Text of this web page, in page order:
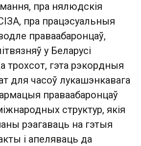
пра нялюдскія
пра працэсуальныя
праваабаронцаў,
у Беларусі
трохсот, гэта рэкордныя
для часоў лукашэнкавага
праваабаронцаў
структур, якія
рэагаваць на гэтыя
і апеляваць да